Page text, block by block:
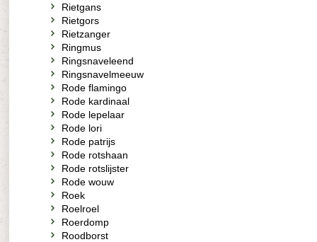
Rietgans
Rietgors
Rietzanger
Ringmus
Ringsnaveleend
Ringsnavelmeeuw
Rode flamingo
Rode kardinaal
Rode lepelaar
Rode lori
Rode patrijs
Rode rotshaan
Rode rotslijster
Rode wouw
Roek
Roelroel
Roerdomp
Roodborst